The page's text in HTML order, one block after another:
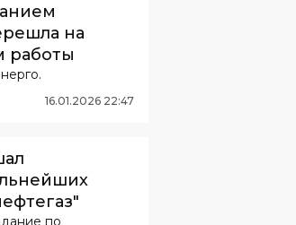
16.01.2026 22:47
на
работы